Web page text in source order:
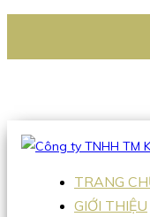
Hotline:0938 336
TRANG
GIỚI THIỆU